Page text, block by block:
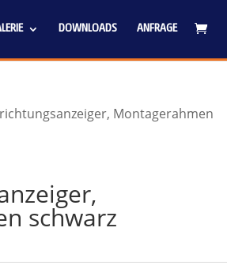
DOWNLOADS ANFRAGE
Montagerahmen
schwarz